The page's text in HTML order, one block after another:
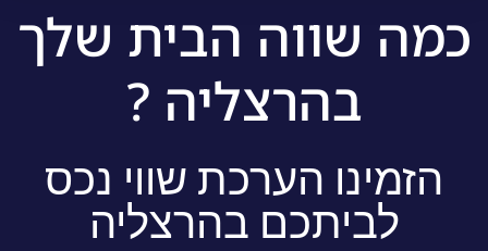
כמה שווה הבית שלך
בהרצליה ?
הזמינו הערכת שווי נכס
לביתכם בהרצליה